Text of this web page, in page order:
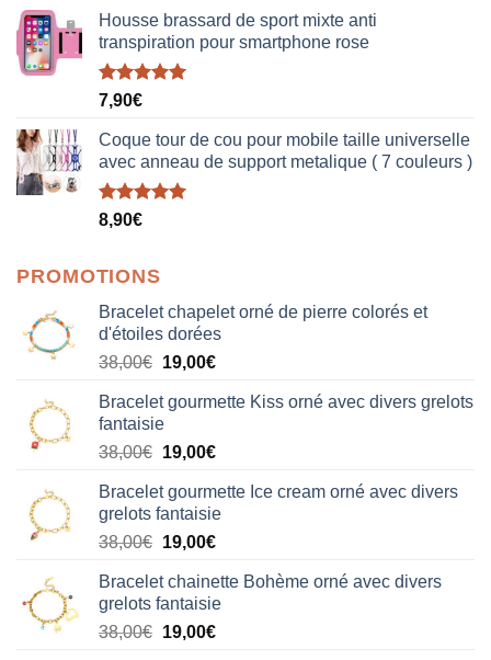
Housse brassard de sport mixte anti
transpiration pour smartphone rose
Note5.00
7,90€
Coque tour de cou pour mobile taille universelle
avec anneau de support metalique ( 7 couleurs )
Note5.00
8,90€
PROMOTIONS
Bracelet chapelet orné de pierre colorés et
d'étoiles dorées
38,00€ Le
initial
était :
38,00€.
19,00€Le
actuel
19,00€.
Bracelet gourmette Kiss orné avec divers grelots
fantaisie
38,00€ Le
initial
était :
38,00€.
19,00€Le
actuel
est :
19,00€.
Bracelet gourmette Ice cream orné avec divers
grelots fantaisie
38,00€ Le
initial
était :
38,00€.
19,00€Le
actuel
est :
19,00€.
Bracelet chainette Bohème orné avec divers
grelots fantaisie
38,00€ Le
19,00€Le